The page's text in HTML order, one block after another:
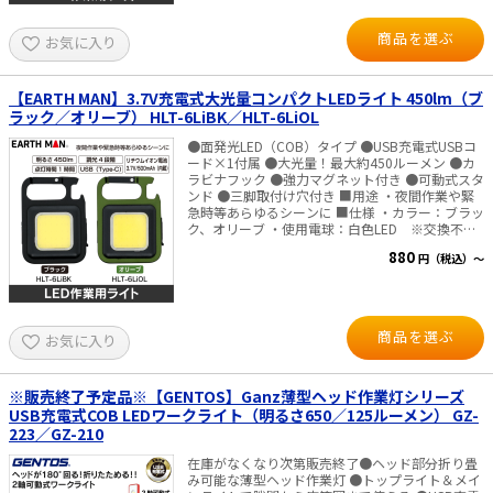
ト・メインライト(弱)・メインライト(強)・サブラ
イト）。 ●AL815Wは点灯パターンは5種類（ト
ップライト・メインライト弱・強・サブライト
弱・強）。 ■仕様 ・光源 AL815V：100lm（メイ
ンライト（強）、サブライト） AL815W：
800lm（メインライト（強）） ・連続使用時間
AL815V：3.0時間（メインライト（強）、サブラ
イト） AL815W：2.5時間（メインライト（強））
・質量 AL815V：60g AL815W：193g ・点灯パタ
ーン：トップライト、メインライト、サブライト
・調光段階 AL815V：2段階（強・弱）メインライ
トのみ AL815W：2段階（強・弱）メインライ
ト、サブライトのみ ・充電端子 AL815V：USB
Type-C、充電時間は約4時間 ・防塵防水
ッテリの状態、使用するACアダプタにより変化し
お気に入り 商品を選ぶ
【EARTH MAN】3.7V充電式大光量コンパクトLEDライト 450lm（ブ
ラック／オリーブ） HLT-6LiBK／HLT-6LiOL
●面発光LED（COB）タイプ ●USB充電式USBコ
ード×1付属 ●大光量！最大約450ルーメン ●カ
ラビナフック ●強力マグネット付き ●可動式スタ
ンド ●三脚取付け穴付き ■用途 ・夜間作業や緊
急時等あらゆるシーンに ■仕様 ・カラー：ブラッ
ク、オリーブ ・使用電球：白色LED ※交換不可
（High）、約1.5時間（Mid）、約3時間
グ入力電圧：DC5V ・充電プラグ入力電流：0.5A
・本体サイズ 本体：約高さ62×幅48×厚さ
21mm コード長：約0.4ｍ ・質量：約44ｇ ・設置
場所：屋内、屋外 ・電源：リチウムイオン電池内
蔵（3.7V、500mAh） ※交換不可 ・付属品：
USBコード（Type-C）×1
880 円（税込）～
お気に入り 商品を選ぶ
※販売終了予定品※【GENTOS】Ganz薄型ヘッド作業灯シリーズ
USB充電式COB LEDワークライト（明るさ650／125ルーメン） GZ-
223／GZ-210
在庫がなくなり次第販売終了●ヘッド部分折り畳
み可能な薄型ヘッド作業灯 ●トップライト＆メイ